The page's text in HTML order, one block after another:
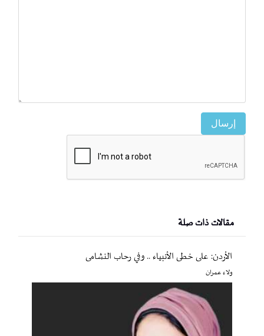
إرسال
مقالات ذات صلة
الأردن: على خطى الأنبياء .. وفي رحاب النشامى
ولاء عمران